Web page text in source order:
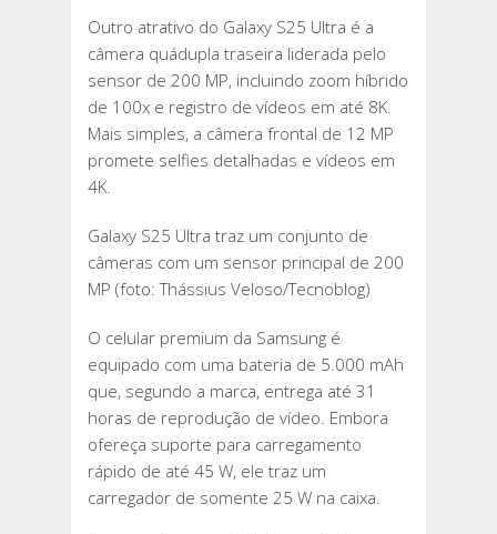
Outro atrativo do Galaxy S25 Ultra é a
câmera quádupla traseira liderada pelo
sensor de 200 MP, incluindo zoom híbrido
de 100x e registro de vídeos em até 8K.
Mais simples, a câmera frontal de 12 MP
promete selfies detalhadas e vídeos em
4K.
Galaxy S25 Ultra traz um conjunto de
câmeras com um sensor principal de 200
MP (foto: Thássius Veloso/Tecnoblog)
O celular premium da Samsung é
equipado com uma bateria de 5.000 mAh
que, segundo a marca, entrega até 31
horas de reprodução de vídeo. Embora
ofereça suporte para carregamento
rápido de até 45 W, ele traz um
carregador de somente 25 W na caixa.